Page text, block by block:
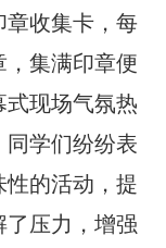
章收集卡，每
，集满印章便
式现场气氛热
同学们纷纷表
性的活动，提
了压力，增强